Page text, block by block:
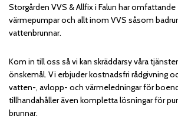
Storgården VVS & Allfix i Falun har
värmepumpar och allt inom VVS såsom
vattenbrunnar.
Kom in till oss så vi kan skräddarsy våra
önskemål. Vi erbjuder kostnadsfri rådgivning
vatten-, avlopp- och värmeledningar för
tillhandahåller även kompletta lösningar för
brunnar.